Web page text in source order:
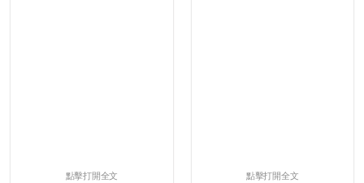
點擊打開全文 點擊打開全文